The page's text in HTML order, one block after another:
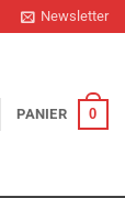
Newsletter
PANIER 0